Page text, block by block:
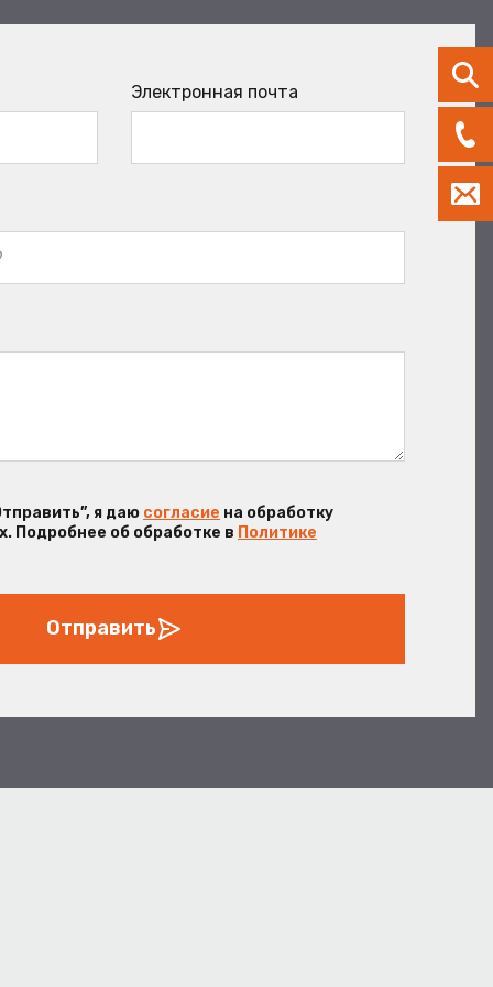
Электронная почта
я даю согласие на обработку
Подробнее об обработке в Политике
Отправить